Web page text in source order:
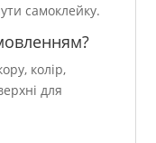
самоклейку.
колір,
для